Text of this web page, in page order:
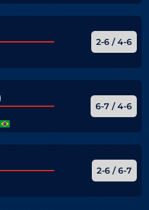
2-6 / 4-6
6-7 / 4-6
2-6 / 6-7